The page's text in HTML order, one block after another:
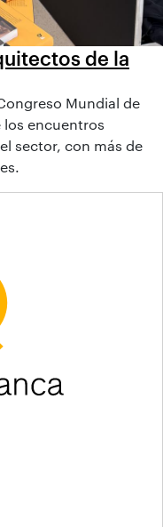
de la
Mundial de
los encuentros
sector, con más de